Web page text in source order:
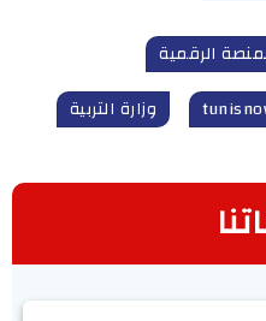
الرقمية
وزارة التربية